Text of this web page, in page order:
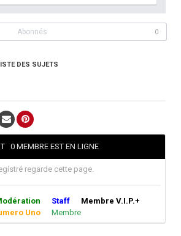
Abonnés 0
DES SUJETS
0 MEMBRE EST EN LIGNE
regarde cette page.
Staff
Membre V.I.P.+
Uno Membre